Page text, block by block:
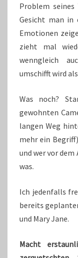
Problem
Gesicht man in
Emotionen
zieht mal
wenngleich
umschifft wird
Was noch?
gewohnten
langen Weg
mehr ein
und wer vor
was.
Ich jedenfalls
bereits
und Mary Jane.
Macht